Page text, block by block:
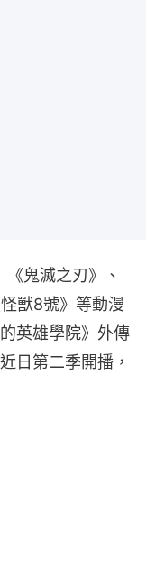
鬼滅之刃》、
獸8號》等動漫
英雄學院》外傳
日第二季開播，